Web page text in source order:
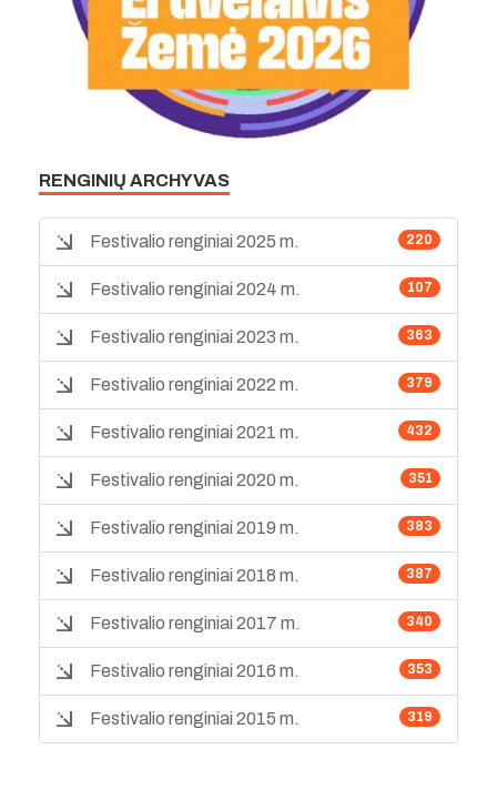
RENGINIŲ ARCHYVAS
220
Festivalio renginiai 2025 m.
107
Festivalio renginiai 2024 m.
363
Festivalio renginiai 2023 m.
379
Festivalio renginiai 2022 m.
432
Festivalio renginiai 2021 m.
351
Festivalio renginiai 2020 m.
383
Festivalio renginiai 2019 m.
387
Festivalio renginiai 2018 m.
340
Festivalio renginiai 2017 m.
353
Festivalio renginiai 2016 m.
319
Festivalio renginiai 2015 m.